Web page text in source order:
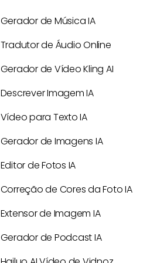
Gerador de Música IA
Tradutor de Áudio Online
Gerador de Vídeo Kling AI
Descrever Imagem IA
Vídeo para Texto IA
Gerador de Imagens IA
Editor de Fotos IA
Correção de Cores da Foto IA​
Extensor de Imagem IA
Gerador de Podcast IA